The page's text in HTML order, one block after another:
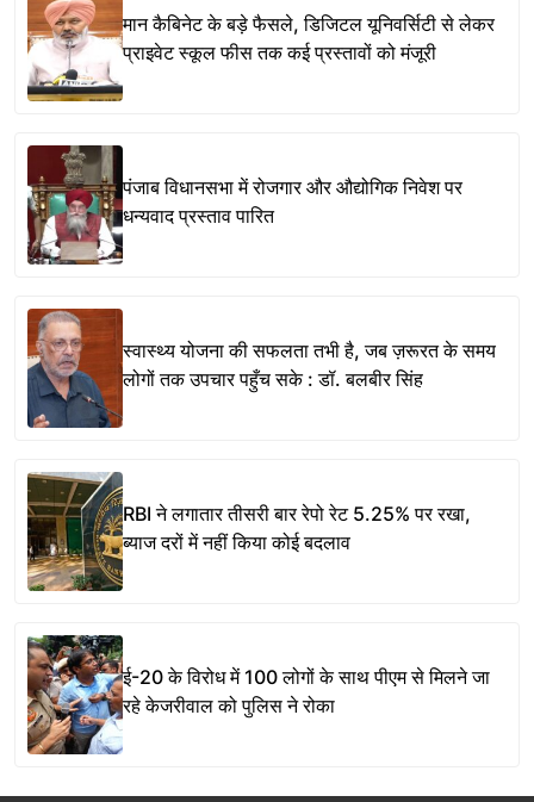
मान कैबिनेट के बड़े फैसले, डिजिटल यूनिवर्सिटी से लेकर
प्राइवेट स्कूल फीस तक कई प्रस्तावों को मंजूरी
पंजाब विधानसभा में रोजगार और औद्योगिक निवेश पर
धन्यवाद प्रस्ताव पारित
स्वास्थ्य योजना की सफलता तभी है, जब ज़रूरत के समय
लोगों तक उपचार पहुँच सके : डॉ. बलबीर सिंह
RBI ने लगातार तीसरी बार रेपो रेट 5.25% पर रखा,
ब्याज दरों में नहीं किया कोई बदलाव
ई-20 के विरोध में 100 लोगों के साथ पीएम से मिलने जा
रहे केजरीवाल को पुलिस ने रोका